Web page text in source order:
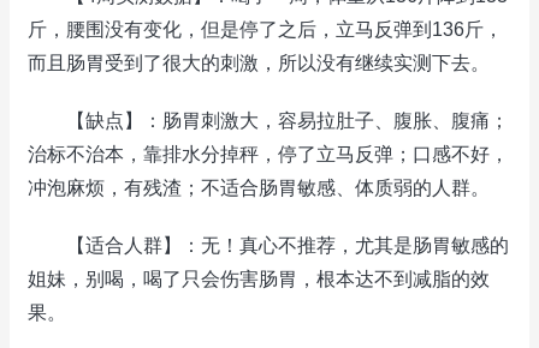
斤，腰围没有变化，但是停了之后，立马反弹到136斤，
而且肠胃受到了很大的刺激，所以没有继续实测下去。
【缺点】：肠胃刺激大，容易拉肚子、腹胀、腹痛；
治标不治本，靠排水分掉秤，停了立马反弹；口感不好，
冲泡麻烦，有残渣；不适合肠胃敏感、体质弱的人群。
【适合人群】：无！真心不推荐，尤其是肠胃敏感的
姐妹，别喝，喝了只会伤害肠胃，根本达不到减脂的效
果。